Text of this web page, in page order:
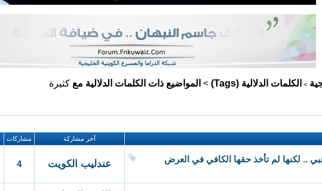
> الكلمات الدلالية (Tags) > المواضيع ذات الكلمات الدلالية مع كثيرة
آخر مشاركة مشاركات
.. لكنها لم تأخذ حقها الكافي في العرض
عندليب الكويت 4